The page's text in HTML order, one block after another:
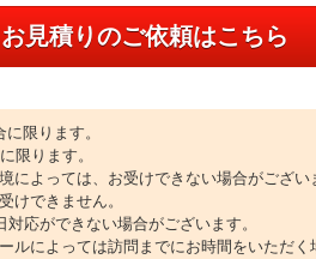
見積りのご依頼はこちら
限ります。
限ります。
よっては、お受けできない場合がござい
けできません。
応ができない場合がございます。
によっては訪問までにお時間をいただく